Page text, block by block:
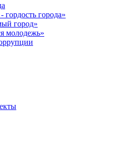
гордость города»
город»
молодежь»